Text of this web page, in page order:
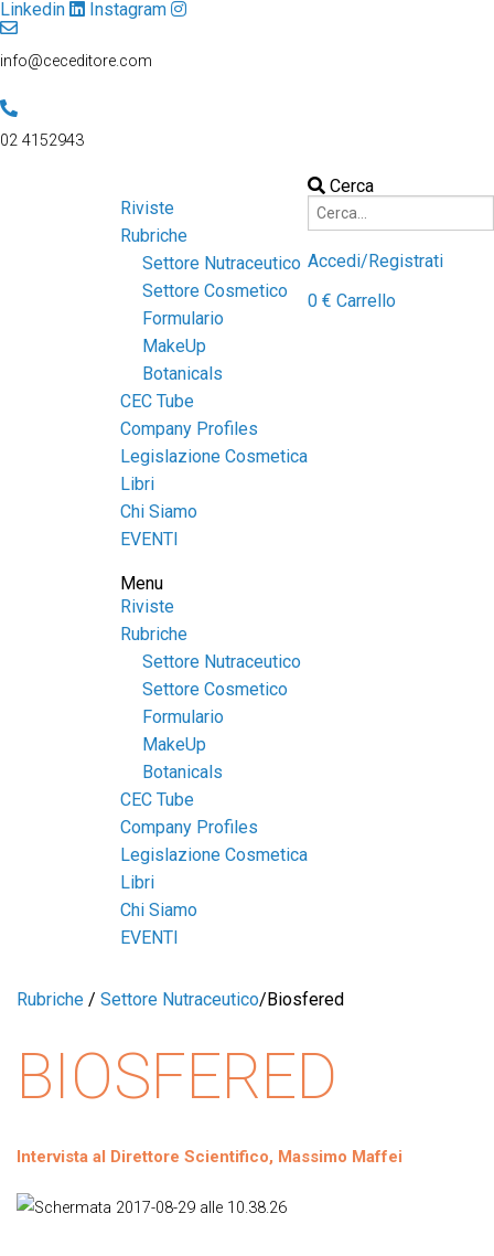
Linkedin Instagram
info@ceceditore.com
02 4152943
Cerca
Accedi/Registrati
0 € Carrello
Riviste
Rubriche
Settore Nutraceutico
Settore Cosmetico
Formulario
MakeUp
Botanicals
CEC Tube
Company Profiles
Legislazione Cosmetica
Libri
Chi Siamo
EVENTI
Menu
Riviste
Rubriche
Settore Nutraceutico
Settore Cosmetico
Formulario
MakeUp
Botanicals
CEC Tube
Company Profiles
Legislazione Cosmetica
Libri
Chi Siamo
EVENTI
Rubriche / Settore Nutraceutico/Biosfered
BIOSFERED
Intervista al Direttore Scientifico, Massimo Maffei